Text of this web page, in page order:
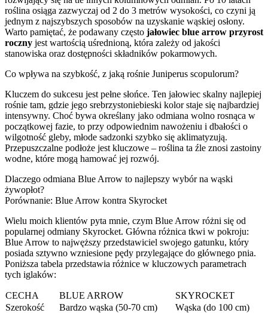
roślina osiąga zazwyczaj od 2 do 3 metrów wysokości, co czyni ją
jednym z najszybszych sposobów na uzyskanie wąskiej osłony.
Warto pamiętać, że podawany często jałowiec blue arrow przyrost
roczny jest wartością uśrednioną, która zależy od jakości
stanowiska oraz dostępności składników pokarmowych.
Co wpływa na szybkość, z jaką rośnie Juniperus scopulorum?
Kluczem do sukcesu jest pełne słońce. Ten jałowiec skalny najlepiej
rośnie tam, gdzie jego srebrzystoniebieski kolor staje się najbardziej
intensywny. Choć bywa określany jako odmiana wolno rosnąca w
początkowej fazie, to przy odpowiednim nawożeniu i dbałości o
wilgotność gleby, młode sadzonki szybko się aklimatyzują.
Przepuszczalne podłoże jest kluczowe – roślina ta źle znosi zastoiny
wodne, które mogą hamować jej rozwój.
Dlaczego odmiana Blue Arrow to najlepszy wybór na wąski
żywopłot?
Porównanie: Blue Arrow kontra Skyrocket
Wielu moich klientów pyta mnie, czym Blue Arrow różni się od
popularnej odmiany Skyrocket. Główna różnica tkwi w pokroju:
Blue Arrow to najwęższy przedstawiciel swojego gatunku, który
posiada sztywno wzniesione pędy przylegające do głównego pnia.
Poniższa tabela przedstawia różnice w kluczowych parametrach
tych iglaków:
CECHA BLUE ARROW
SKYROCKET
Szerokość
Bardzo wąska (50-70 cm)
Wąska (do 100 cm)